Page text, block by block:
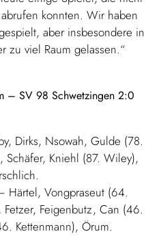
konnten. Wir haben
aber insbesondere in
zu viel Raum gelassen.“
– SV 98 Schwetzingen 2:0
Dirks, Nsowah, Gulde (78.
Schäfer, Kniehl (87. Wiley),
Härtel, Vongpraseut (64.
Feigenbutz, Can (46.
Kettenmann), Örum.